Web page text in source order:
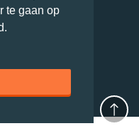
te gaan op